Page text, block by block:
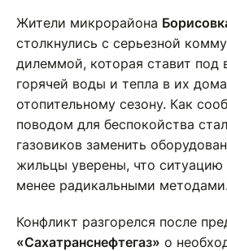
Жители микрорайона
столкнулись с серьезной
дилеммой, которая ставит под
горячей воды и тепла в их
отопительному сезону. Как
поводом для беспокойства
газовиков заменить
жильцы уверены, что
менее радикальными
Конфликт разгорелся после
«Сахатранснефтегаз» о